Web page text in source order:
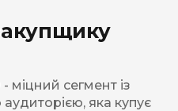
міцний сегмент із
яка купує